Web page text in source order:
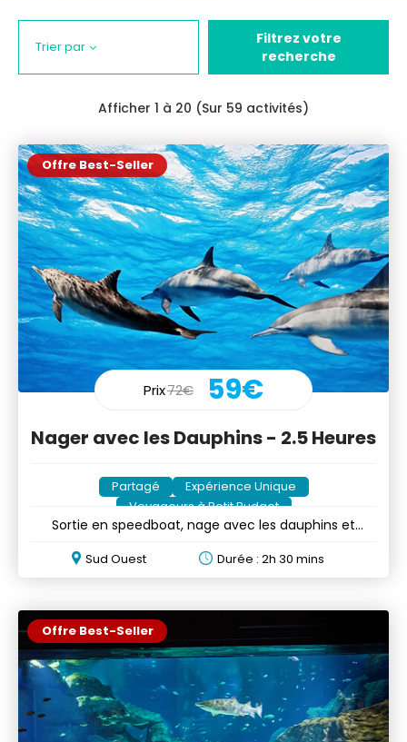
Trier par
Filtrez votre
recherche
Afficher 1 à 20 (Sur 59 activités)
Offre Best-Seller
Prix72€ 59€
Nager avec les Dauphins - 2.5 Heures
Partagé
Expérience Unique
Voyageurs à Petit Budget
Sortie en speedboat, nage avec les dauphins et
Sud Ouest Durée : 2h 30 mins
Offre Best-Seller